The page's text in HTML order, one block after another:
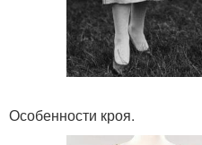
Особенности кроя.